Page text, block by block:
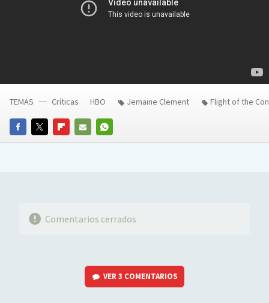
FACEBOOKTWITTERFLIPBOARD
E-
WHATSAPP
TEMAS Críticas HBO Jemaine Clement Flight of the
Comentarios cerrados
VER3 COMENTARIOS